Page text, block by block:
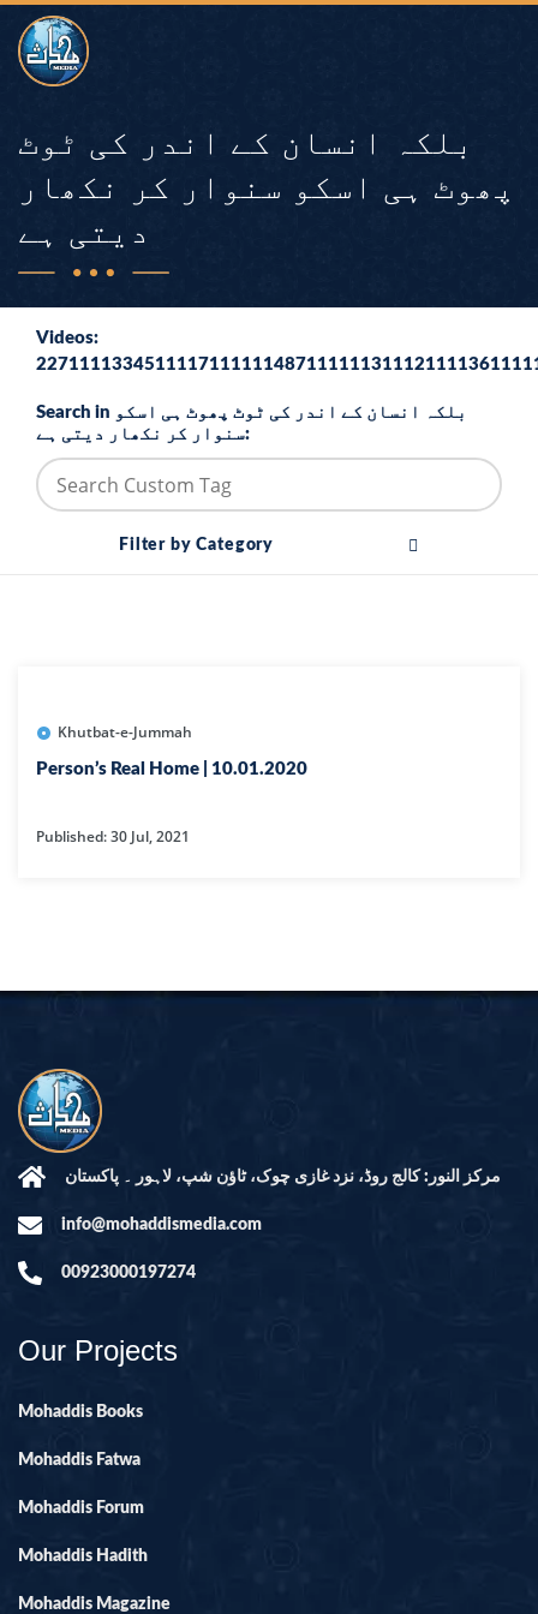
بلکہ انسان کے اندر کی ٹوٹ
پھوٹ ہی اسکو سنوار کر نکھار
دیتی ہے
Videos:
Search in بلکہ انسان کے اندر کی ٹوٹ پھوٹ ہی اسکو
سنوار کر نکھار دیتی ہے:
Filter by Category
Khutbat-e-Jummah
Person’s Real Home | 10.01.2020
Published: 30 Jul, 2021
مرکز النور: کالج روڈ، نزد غازی چوک، ٹاؤن شپ، لاہور ۔ پاکستان
info@mohaddismedia.com
00923000197274
Our Projects
Mohaddis Books
Mohaddis Fatwa
Mohaddis Forum
Mohaddis Hadith
Mohaddis Magazine